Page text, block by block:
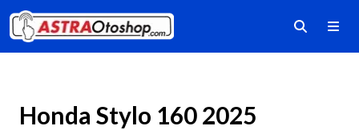
Honda Stylo 160 2025